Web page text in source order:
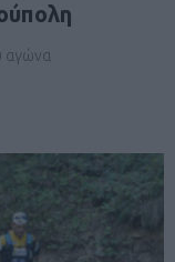
αγώνα